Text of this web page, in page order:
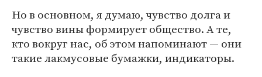
Но в основном, я думаю, чувство долга и
чувство вины формирует общество. А те,
кто вокруг нас, об этом напоминают — они
такие лакмусовые бумажки, индикаторы.